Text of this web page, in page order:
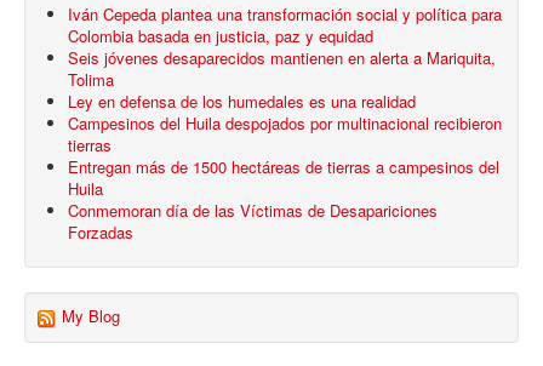
Iván Cepeda plantea una transformación social y política para
Colombia basada en justicia, paz y equidad
Seis jóvenes desaparecidos mantienen en alerta a Mariquita,
Tolima
Ley en defensa de los humedales es una realidad
Campesinos del Huila despojados por multinacional recibieron
tierras
Entregan más de 1500 hectáreas de tierras a campesinos del
Huila
Conmemoran día de las Víctimas de Desapariciones
Forzadas
My Blog